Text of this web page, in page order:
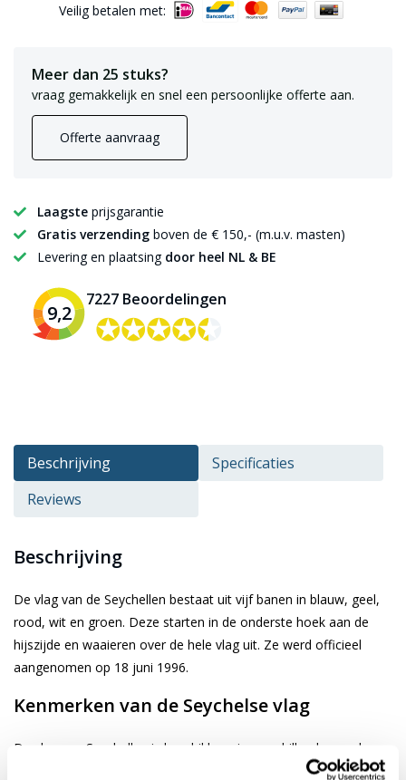
Veilig betalen met:
Meer dan 25 stuks?
vraag gemakkelijk en snel een persoonlijke offerte aan.
Offerte aanvraag
Laagste prijsgarantie
Gratis verzending boven de € 150,- (m.u.v. masten)
Levering en plaatsing door heel NL & BE
9,2
7227 Beoordelingen
✪✪✪✪✪
✪✪✪✪✪
Beschrijving
Specificaties
Reviews
Beschrijving
De vlag van de Seychellen bestaat uit vijf banen in blauw, geel,
rood, wit en groen. Deze starten in de onderste hoek aan de
hijszijde en waaieren over de hele vlag uit. Ze werd officieel
aangenomen op 18 juni 1996.
Kenmerken van de Seychelse vlag
De vlag van Seychellen is beschikbaar in verschillende gangbare
afmetingen. Je kiest de gewenste afbeelding via de keuze optie.